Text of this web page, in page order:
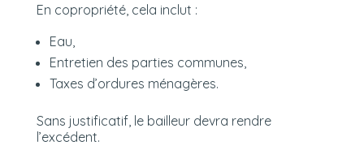
En copropriété, cela inclut :
Eau,
Entretien des parties communes,
Taxes d’ordures ménagères.
Sans justificatif, le bailleur devra rendre
l’excédent.